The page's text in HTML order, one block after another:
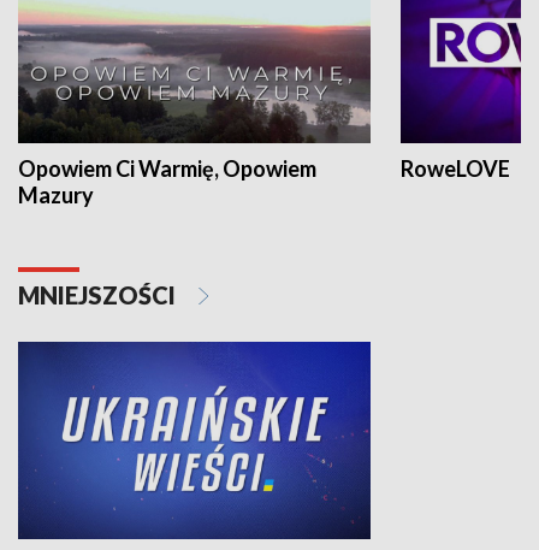
Opowiem Ci Warmię, Opowiem
Mazury
RoweLOVE
MNIEJSZOŚCI